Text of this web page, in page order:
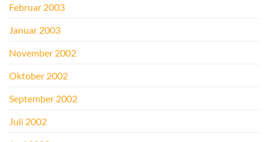
Februar 2003
Januar 2003
November 2002
Oktober 2002
September 2002
Juli 2002